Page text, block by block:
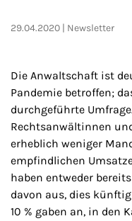
29.04.2020 Newsletter
Die Anwaltschaft ist
Pandemie betroffen;
durchgeführte
Rechtsanwältinnen
erheblich weniger
empfindlichen
haben entweder
davon aus, dies
10 % gaben an, in den